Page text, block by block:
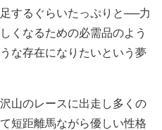
するぐらいたっぷりと──力
くなるための必需品のよう
な存在になりたいという夢
山のレースに出走し多くの
短距離馬ながら優しい性格